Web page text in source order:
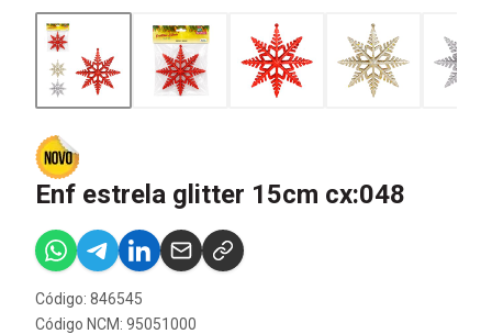
Enf estrela glitter 15cm cx:048
Código: 846545
Código NCM: 95051000